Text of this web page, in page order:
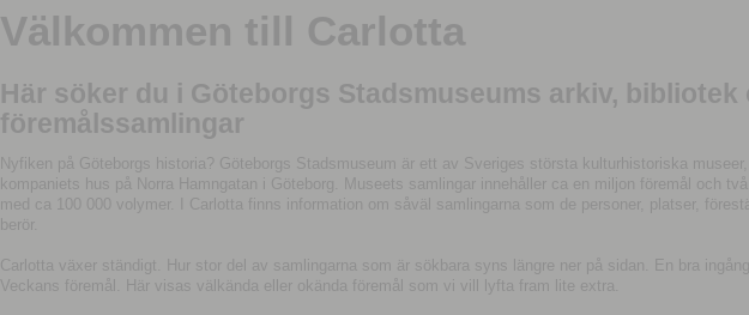
Välkommen till Carlotta
Här söker du i Göteborgs Stadsmuseums arkiv, bibliotek
föremålssamlingar
Nyfiken på Göteborgs historia? Göteborgs Stadsmuseum är ett av Sveriges största kulturhistoriska
kompaniets hus på Norra Hamngatan i Göteborg. Museets samlingar innehåller ca en miljon föremål och
med ca 100 000 volymer. I Carlotta finns information om såväl samlingarna som de personer, platser,
berör.
Carlotta växer ständigt. Hur stor del av samlingarna som är sökbara syns längre ner på sidan. En bra
Veckans föremål. Här visas välkända eller okända föremål som vi vill lyfta fram lite extra.